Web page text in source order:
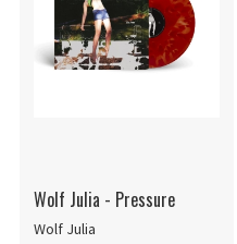
Wolf Julia - Pressure
Wolf Julia